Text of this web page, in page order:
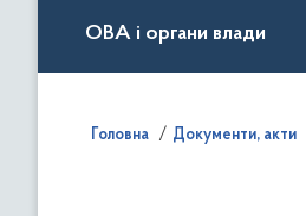
ОВА і органи влади
Головна Документи, акти